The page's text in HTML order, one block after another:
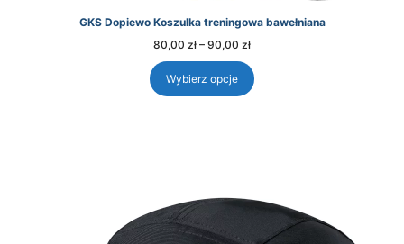
GKS Dopiewo Koszulka treningowa bawełniana
80,00 zł – 90,00 złZakres
od
80,00 zł
do
Wybierz opcje